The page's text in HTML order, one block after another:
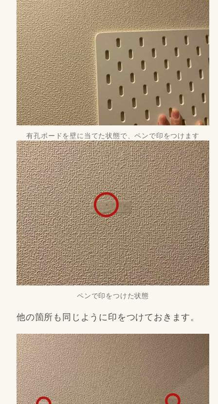
有孔ボードを壁に当てた状態で、ペンで印をつけます
ペンで印をつけた状態
他の箇所も同じように印をつけておきます。